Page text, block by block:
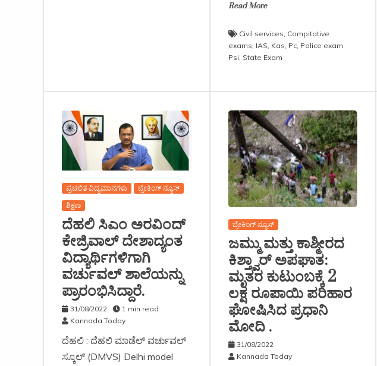
Read More
Civil services Compitative
exams IAS Kas Pc, Police exam
Psi State Exam
ಪ್ರಚಲಿತ ವಿದ್ಯಮಾನಗಳು
ಬ್ರೇಕಿಂಗ್ ನ್ಯೂಸ್
ಶಿಕ್ಷಣ
ದೆಹಲಿ ಸಿಎಂ ಅರವಿಂದ್
ಕೇಜ್ರಿವಾಲ್ ದೇಶಾದ್ಯಂತ
ವಿದ್ಯಾರ್ಥಿಗಳಿಗಾಗಿ
ವರ್ಚುವಲ್ ಶಾಲೆಯನ್ನು
ಪ್ರಾರಂಭಿಸಿದ್ದಾರೆ.
31/08/2022
1 min read
Kannada Today
ದೆಹಲಿ : ದೆಹಲಿ ಮಾಡೆಲ್ ವರ್ಚುವಲ್
ಸ್ಕೂಲ್ (DMVS) Delhi model
ಬ್ರೇಕಿಂಗ್ ನ್ಯೂಸ್
ಜಮ್ಮು ಮತ್ತು ಕಾಶ್ಮೀರದ
ಕಿಶ್ತ್ವಾರ್ ಅಪಘಾತ:
ಮೃತರ ಕುಟುಂಬಕ್ಕೆ 2
ಲಕ್ಷ ರೂಪಾಯಿ ಪರಿಹಾರ
ಘೋಷಿಸಿದ ಪ್ರಧಾನಿ
ಮೋದಿ .
31/08/2022
Kannada Today